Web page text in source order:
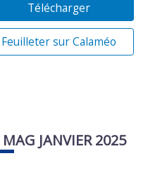
Télécharger
Feuilleter sur Calaméo
MAG JANVIER 2025